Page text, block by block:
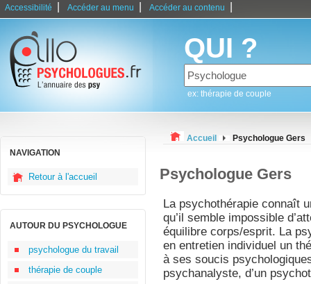
Accessibilité Accéder au menu Accéder au contenu
QUI ?
ex: thérapie de couple
NAVIGATION
Retour à l'accueil
AUTOUR DU PSYCHOLOGUE
psychologue du travail
thérapie de couple
Accueil Psychologue Gers
Psychologue Gers
La psychothérapie connaît
qu’il semble impossible
équilibre corps/esprit. La
en entretien individuel un
à ses soucis
psychanalyste, d’un